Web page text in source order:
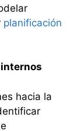
planificación
hacia la